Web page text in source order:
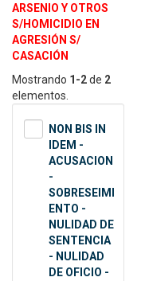
ARSENIO Y OTROS
S/HOMICIDIO EN
AGRESIÓN S/
CASACIÓN
Mostrando 1-2de 2
elementos.
NON BIS IN
IDEM -
ACUSACION
-
SOBRESEIMI
ENTO -
NULIDAD DE
SENTENCIA
- NULIDAD
DE OFICIO -